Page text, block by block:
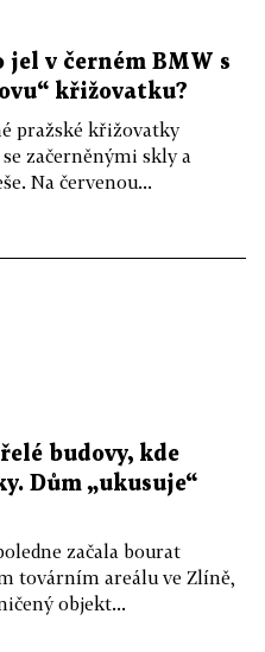
jel v černém BMW s
křižovatku?
pražské křižovatky
začerněnými skly a
Na červenou...
budovy, kde
Dům „ukusuje“
začala bourat
továrním areálu ve Zlíně,
objekt...